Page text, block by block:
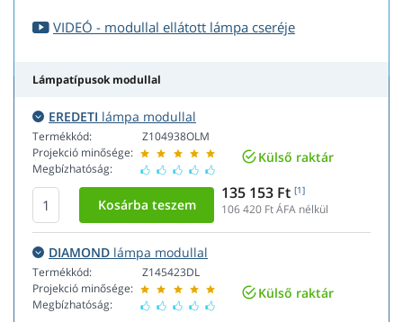
VIDEÓ - modullal ellátott lámpa cseréje
Lámpatípusok modullal
EREDETI lámpa modullal
Termékkód:
Projekció minősége:
Megbízhatóság:
Z104938OLM
Külső raktár
135 153 Ft [1]
106 420 Ft ÁFA nélkül
DIAMOND lámpa modullal
Termékkód:
Projekció minősége:
Megbízhatóság:
Z145423DL
Külső raktár